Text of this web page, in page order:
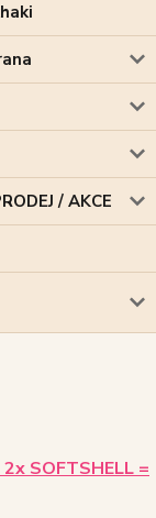
/ AKCE
2x SOFTSHELL =